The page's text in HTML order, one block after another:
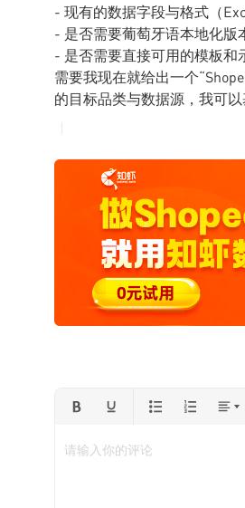
- 现有的数据字段与格式（
- 是否需要葡萄牙语本地化版
- 是否需要直接可用的模板和
需要我现在就给出一个
的目标品类与数据源，我可
请输入你的评论